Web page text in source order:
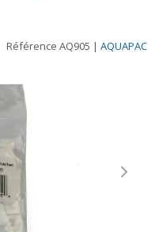
Référence AQ905 | AQUAPAC
Next